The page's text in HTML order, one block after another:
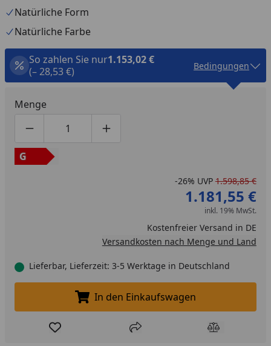
Natürliche Form
Natürliche Farbe
So zahlen Sie nur1.153,02 €
(– 28,53 €)
Bedingungen
Menge
Produktmenge um eins verringern
Produktmenge manuell eingeben
Produktmenge um eins erhöhen
G
-26% UVP 1.598,85 €
1.181,55 €
inkl. 19% MwSt.
Kostenfreier Versand in DE
Versandkosten nach Menge und Land
Lieferbar, Lieferzeit: 3-5 Werktage in Deutschland
In den Einkaufswagen legen
In den Einkaufswagen
Produkt zur Wunschliste hinzufügen
Teilen Produkt